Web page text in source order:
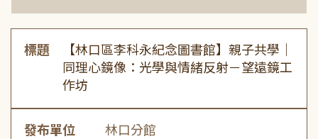
標題
【林口區李科永紀念圖書館】親子共學｜
同理心鏡像：光學與情緒反射－望遠鏡工
作坊
發布單位 林口分館